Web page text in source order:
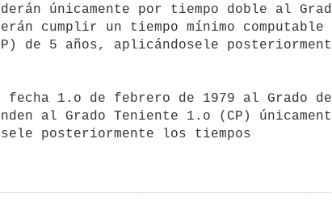
1.o de febrero de 1979 al Grado de